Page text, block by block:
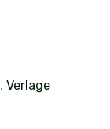
, Verlage